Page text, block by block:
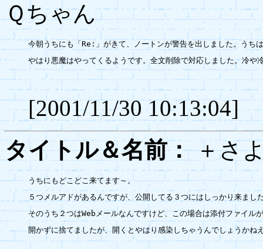
Ｑちゃん
今朝うちにも「Re:」がきて、ノートンが警告を出しました。うち
やはり悪魔はやってくるようです。全文削除で対応しました。冷や
[2001/11/30 10:13:04]
タイトル＆名前：＋
うちにもどこどこ来てます～。
５つメルアドがあるんですが、公開してる３つにはしっかり来まし
そのうち２つはWebメールなんですけど、この場合は添付ファイル
開かずに捨てましたが、開くとやはり感染しちゃうんでしょうかね